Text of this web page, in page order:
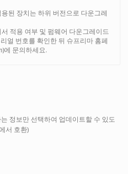
된 장치는 하위 버전으로 다운그레
적용 여부 및 펌웨어 다운그레이드
얼 번호를 확인한 뒤 슈프리마 홈페
에 문의하세요.
정보만 선택하여 업데이트할 수 있도
서 호환)